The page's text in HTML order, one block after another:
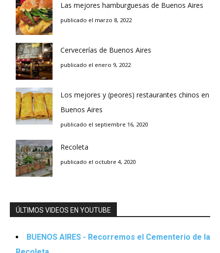
Las mejores hamburguesas de Buenos Aires
publicado el marzo 8, 2022
Cervecerías de Buenos Aires
publicado el enero 9, 2022
Los mejores y (peores) restaurantes chinos en
Buenos Aires
publicado el septiembre 16, 2020
Recoleta
publicado el octubre 4, 2020
ÚLTIMOS VIDEOS EN YOUTUBE
BUENOS AIRES - Recorremos el Cementerio de la